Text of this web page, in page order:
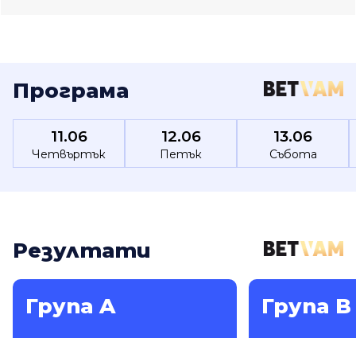
Програма
11.06
Четвъртък
12.06
Петък
13.06
Събота
Резултати
Група A Група B